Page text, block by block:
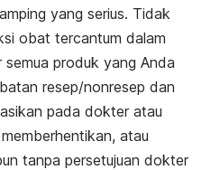
yang serius. Tidak
obat tercantum dalam
produk yang Anda
resep/nonresep dan
pada dokter atau
atau
tanpa persetujuan dokter